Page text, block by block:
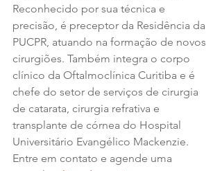
Reconhecido por sua técnica e
precisão, é preceptor da Residência da
PUCPR, atuando na formação de novos
cirurgiões. Também integra o corpo
clínico da Oftalmoclínica Curitiba e é
chefe do setor de serviços de cirurgia
de catarata, cirurgia refrativa e
transplante de córnea do Hospital
Universitário Evangélico Mackenzie.
Entre em contato e agende uma